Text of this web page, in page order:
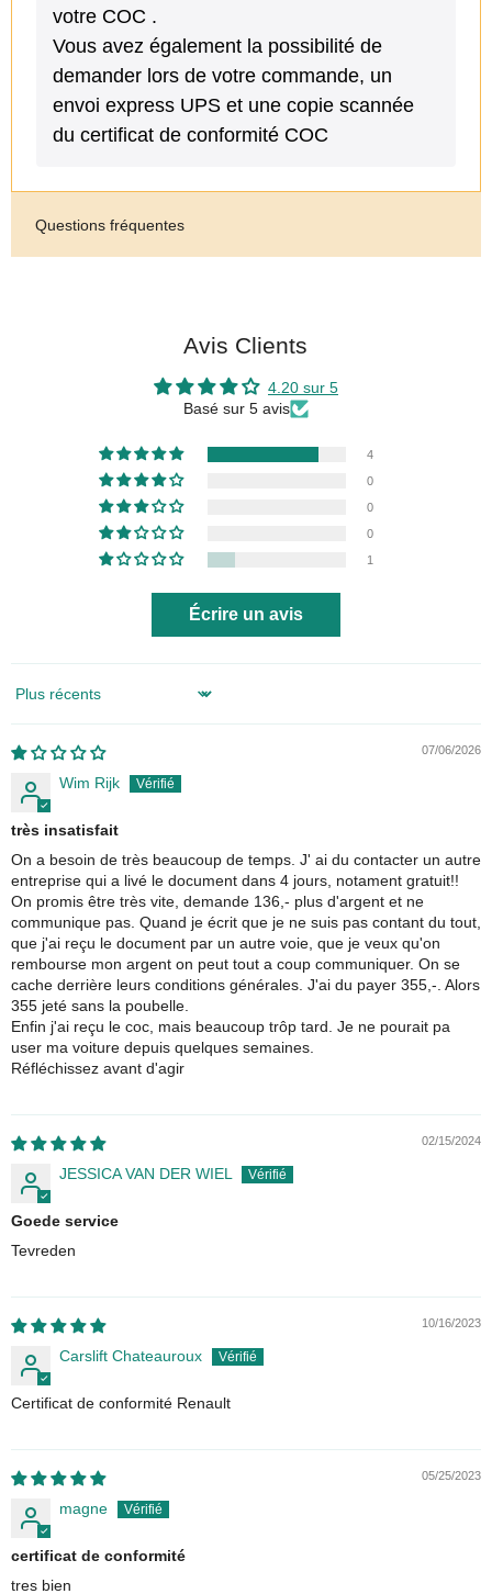
votre COC .
Vous avez également la possibilité de
demander lors de votre commande, un
envoi express UPS et une copie scannée
du certificat de conformité COC
Questions fréquentes
Avis Clients
4.20 sur 5
Basé sur 5 avis
4
0
0
0
1
Écrire un avis
Sort by
07/06/2026
Wim Rijk
très insatisfait
On a besoin de très beaucoup de temps. J' ai du contacter un autre
entreprise qui a livé le document dans 4 jours, notament gratuit!!
On promis être très vite, demande 136,- plus d'argent et ne
communique pas. Quand je écrit que je ne suis pas contant du tout,
que j'ai reçu le document par un autre voie, que je veux qu'on
rembourse mon argent on peut tout a coup communiquer. On se
cache derrière leurs conditions générales. J'ai du payer 355,-. Alors
355 jeté sans la poubelle.
Enfin j'ai reçu le coc, mais beaucoup trôp tard. Je ne pourait pa
user ma voiture depuis quelques semaines.
Réfléchissez avant d'agir
02/15/2024
JESSICA VAN DER WIEL
Goede service
Tevreden
10/16/2023
Carslift Chateauroux
Certificat de conformité Renault
05/25/2023
magne
certificat de conformité
tres bien